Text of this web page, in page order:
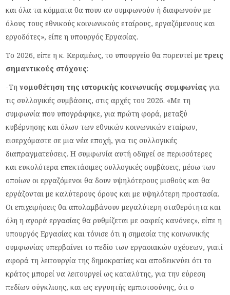
και όλα τα κόμματα θα πουν αν συμφωνούν ή διαφωνούν με
όλους τους εθνικούς κοινωνικούς εταίρους, εργαζόμενους και
εργοδότες», είπε η υπουργός Εργασίας.
Το 2026, είπε η κ. Κεραμέως, το υπουργείο θα πορευτεί με τρεις
σημαντικούς στόχους:
-Τηνομοθέτηση της ιστορικής κοινωνικής συμφωνίας για
τις συλλογικές συμβάσεις, στις αρχές του 2026. «Με τη
συμφωνία που υπογράφηκε, για πρώτη φορά, μεταξύ
κυβέρνησης και όλων των εθνικών κοινωνικών εταίρων,
εισερχόμαστε σε μια νέα εποχή, για τις συλλογικές
διαπραγματεύσεις. Η συμφωνία αυτή οδηγεί σε περισσότερες
και ευκολότερα επεκτάσιμες συλλογικές συμβάσεις, μέσω των
οποίων οι εργαζόμενοι θα δουν υψηλότερους μισθούς και θα
εργάζονται με καλύτερους όρους και με υψηλότερη προστασία.
Οι επιχειρήσεις θα απολαμβάνουν μεγαλύτερη σταθερότητα και
όλη η αγορά εργασίας θα ρυθμίζεται με σαφείς κανόνες», είπε η
υπουργός Εργασίας και τόνισε ότι η σημασία της κοινωνικής
συμφωνίας υπερβαίνει το πεδίο των εργασιακών σχέσεων, γιατί
αφορά τη λειτουργία της δημοκρατίας και αποδεικνύει ότι το
κράτος μπορεί να λειτουργεί ως καταλύτης, για την εύρεση
πεδίων σύγκλισης, και ως εγγυητής εμπιστοσύνης, ότι ο